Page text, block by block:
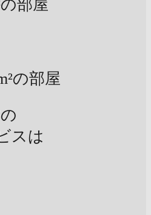
の部屋
の部屋
スは